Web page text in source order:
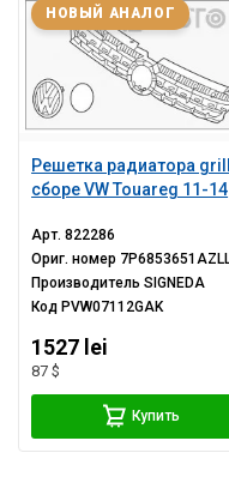
Решетка радиатора
сборе VW Touareg 11-14
НОВЫЙ АНАЛОГ
Арт.822286
Ориг. номер
ПроизводительSIGNEDA
КодPVW07112GAK
1527 lei
87 $
Купить